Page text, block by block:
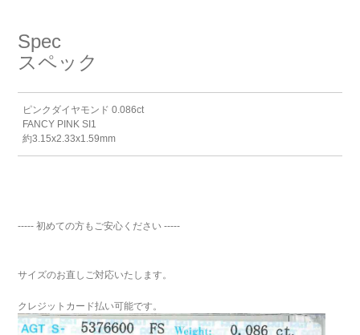
Spec
スペック
ピンクダイヤモンド 0.086ct
FANCY PINK SI1
約3.15x2.33x1.59mm
----- 初めての方もご安心ください -----
サイズのお直しご対応いたします。
クレジットカード払い可能です。